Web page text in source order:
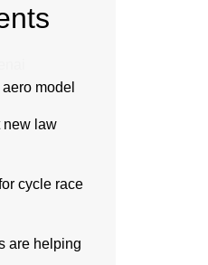
model
new law
cycle race
are helping